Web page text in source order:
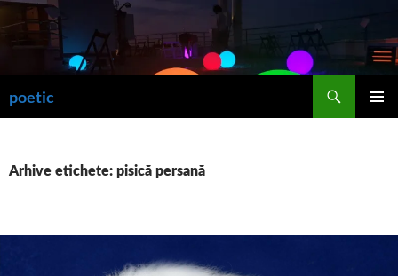
la
poetic
Arhive etichete: pisică persană